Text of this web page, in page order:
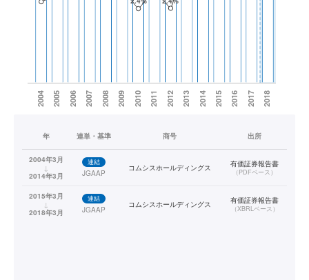
年 連単・基準 商号 出所
2004年3月
↓
2014年3月
連結
JGAAP
コムシスホールディングス 有価証券報告書
（PDFベース）
2015年3月
↓
2018年3月
連結
JGAAP
コムシスホールディングス 有価証券報告書
（XBRLベース）